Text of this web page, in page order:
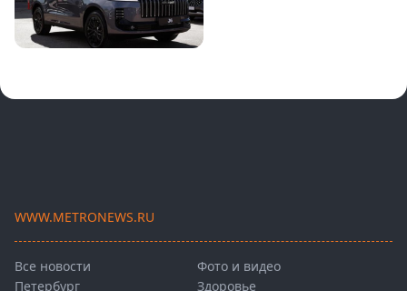
WWW.METRONEWS.RU
Все новости
Петербург
Фото и видео
Здоровье